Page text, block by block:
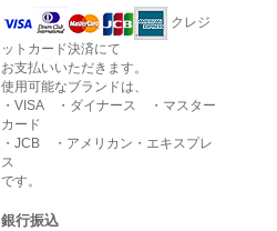
クレジ
ットカード決済にて
お支払いいただきます。
使用可能なブランドは、
・VISA ・ダイナース ・マスター
カード
・JCB ・アメリカン・エキスプレ
ス
です。
銀行振込